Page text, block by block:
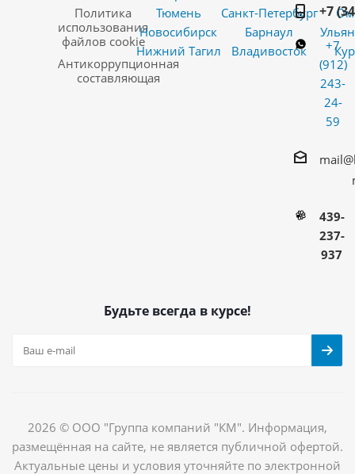
Политика
использования
файлов cookie
Антикоррупционная
составляющая
Тюмень
Новосибирск
Нижний Тагил
Санкт-Петербург
Барнаул
Владивосток
+7
+7
(912)
243-
24-
59
439-
237-
937
Будьте всегда в курсе!
2026 © ООО "Группа компаний "КМ". Информация,
размещённая на сайте, не является публичной офертой.
Актуальные цены и условия уточняйте по электронной